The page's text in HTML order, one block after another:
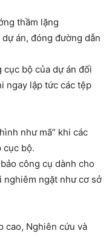
thầm lặng
án, đóng đường dẫn
cục bộ của dự án đối
ngay lập tức các tệp
như mã” khi các
cục bộ.
công cụ dành cho
nghiêm ngặt như cơ sở
cao, Nghiên cứu và